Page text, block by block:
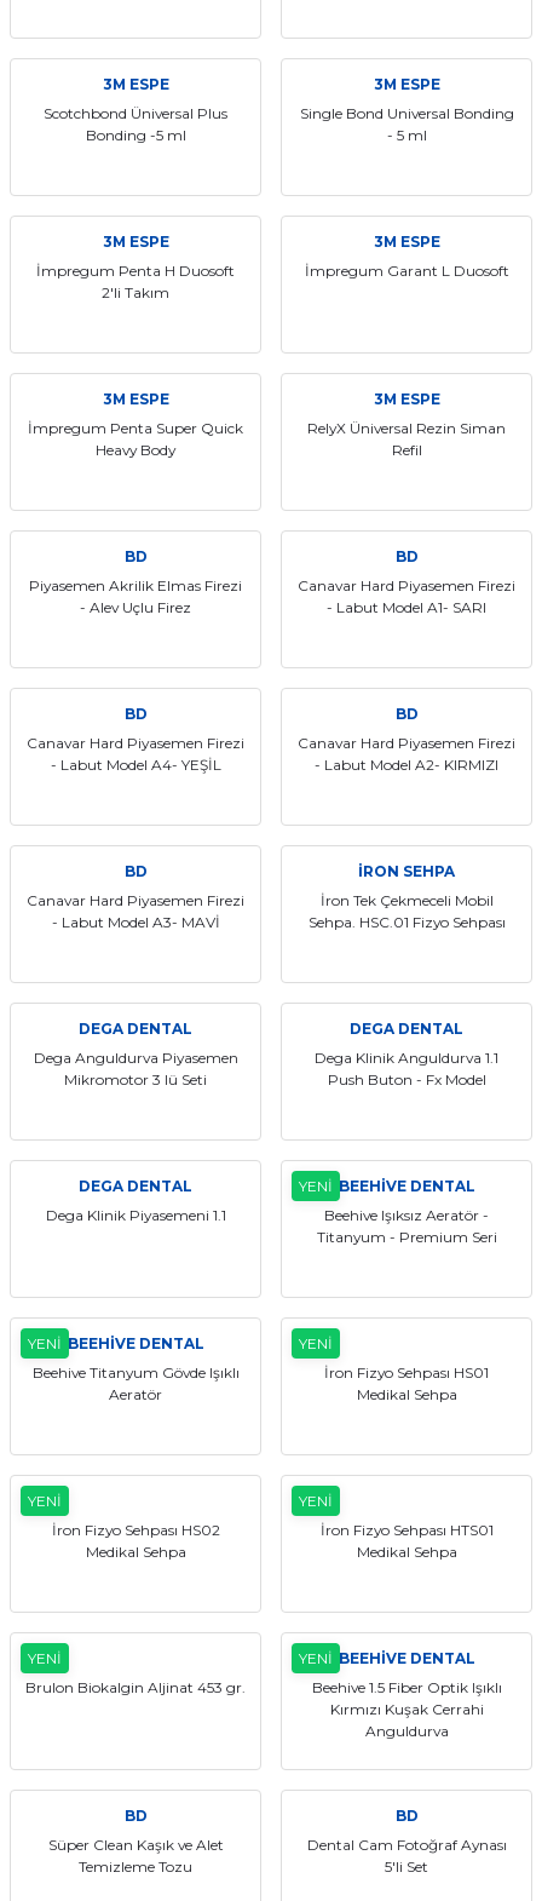
Restoratif El Aletleri
3M ESPE
Scotchbond Üniversal Plus
Bonding -5 ml
3M ESPE
Single Bond Universal Bonding
- 5 ml
3M ESPE
İmpregum Penta H Duosoft
2'li Takım
3M ESPE
İmpregum Garant L Duosoft
3M ESPE
İmpregum Penta Super Quick
Heavy Body
3M ESPE
RelyX Üniversal Rezin Siman
Refil
BD
Piyasemen Akrilik Elmas Firezi
- Alev Uçlu Firez
BD
Canavar Hard Piyasemen Firezi
- Labut Model A1- SARI
BD
Canavar Hard Piyasemen Firezi
- Labut Model A4- YEŞİL
BD
Canavar Hard Piyasemen Firezi
- Labut Model A2- KIRMIZI
BD
Canavar Hard Piyasemen Firezi
- Labut Model A3- MAVİ
İRON SEHPA
İron Tek Çekmeceli Mobil
Sehpa. HSC.01 Fizyo Sehpası
DEGA DENTAL
Dega Anguldurva Piyasemen
Mikromotor 3 lü Seti
DEGA DENTAL
Dega Klinik Anguldurva 1.1
Push Buton - Fx Model
DEGA DENTAL
Dega Klinik Piyasemeni 1.1
YENİ BEEHİVE DENTAL
Beehive Işıksız Aeratör -
Titanyum - Premium Seri
YENİ BEEHİVE DENTAL
Beehive Titanyum Gövde Işıklı
Aeratör
YENİ
İron Fizyo Sehpası HS01
Medikal Sehpa
YENİ
İron Fizyo Sehpası HS02
Medikal Sehpa
YENİ
İron Fizyo Sehpası HTS01
Medikal Sehpa
YENİ
Brulon Biokalgin Aljinat 453 gr.
YENİ BEEHİVE DENTAL
Beehive 1.5 Fiber Optik Işıklı
Kırmızı Kuşak Cerrahi
Anguldurva
BD
Süper Clean Kaşık ve Alet
Temizleme Tozu
BD
Dental Cam Fotoğraf Aynası
5'li Set